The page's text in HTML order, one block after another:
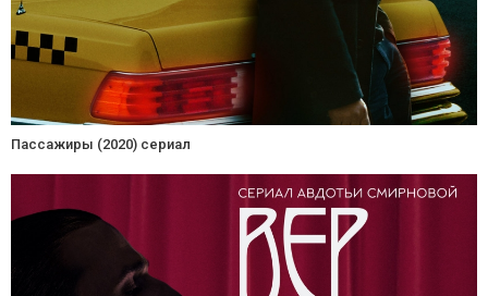
Пассажиры (2020) сериал